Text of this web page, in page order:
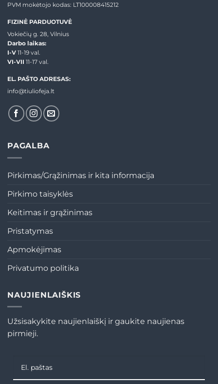
PVM mokėtojo kodas: LT100008415212
FIZINĖ PARDUOTUVĖ
Vokiečių g. 28, Vilnius
Darbo laikas:
I-V 11-19 val.
VI-VII 11-17 val.
EL. PAŠTO ADRESAS:
info@tiuliofeja.lt
PAGALBA
Pirkimas/Grąžinimas ir kita informacija
Pirkimo taisyklės
Keitimas ir grąžinimas
Pristatymas
Apmokėjimas
Privatumo politika
NAUJIENLAIŠKIS
Užsisakykite naujienlaiškį ir gaukite naujienas
pirmieji.